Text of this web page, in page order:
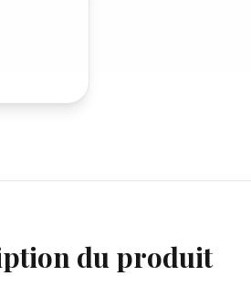
du produit